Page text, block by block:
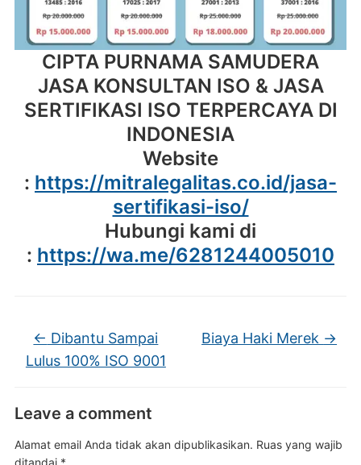
CIPTA PURNAMA SAMUDERA
JASA KONSULTAN ISO & JASA
SERTIFIKASI ISO TERPERCAYA DI
INDONESIA
Website
: https://mitralegalitas.co.id/jasa-
sertifikasi-iso/
Hubungi kami di
: https://wa.me/6281244005010
← Dibantu Sampai
Lulus 100% ISO 9001
Biaya Haki Merek →
Leave a comment
Alamat email Anda tidak akan dipublikasikan. Ruas yang wajib